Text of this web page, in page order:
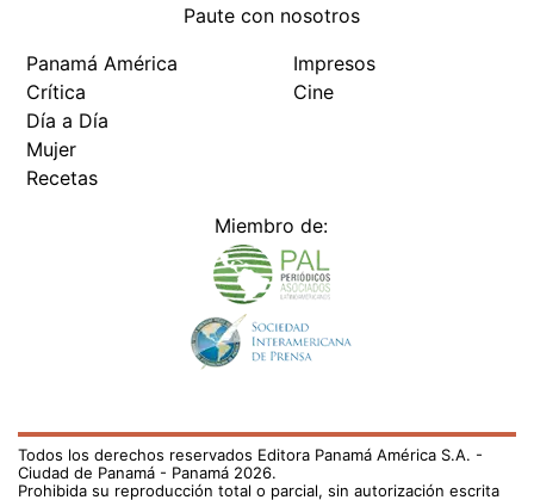
Paute con nosotros
Panamá América
Crítica
Día a Día
Mujer
Recetas
Impresos
Cine
Miembro de:
Todos los derechos reservados Editora Panamá América S.A. -
Ciudad de Panamá - Panamá 2026.
Prohibida su reproducción total o parcial, sin autorización escrita